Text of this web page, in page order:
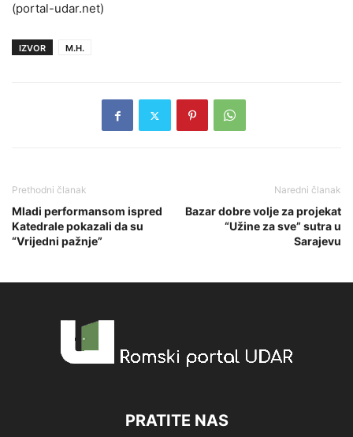
(portal-udar.net)
IZVOR M.H.
Prethodni članak
Mladi performansom ispred
Katedrale pokazali da su
“Vrijedni pažnje”
Naredni članak
Bazar dobre volje za projekat
“Užine za sve” sutra u
Sarajevu
PRATITE NAS